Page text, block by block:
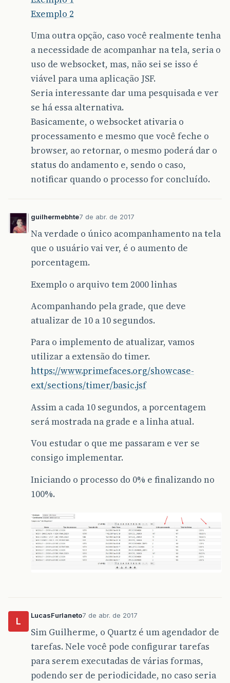
Exemplo 2
Uma outra opção, caso você realmente tenha
a necessidade de acompanhar na tela, seria o
uso de websocket, mas, não sei se isso é
viável para uma aplicação JSF.
Seria interessante dar uma pesquisada e ver
se há essa alternativa.
Basicamente, o websocket ativaria o
processamento e mesmo que você feche o
browser, ao retornar, o mesmo poderá dar o
status do andamento e, sendo o caso,
notificar quando o processo for concluído.
guilhermebhte7 de abr. de 2017
Na verdade o único acompanhamento na tela
que o usuário vai ver, é o aumento de
porcentagem.
Exemplo o arquivo tem 2000 linhas
Acompanhando pela grade, que deve
atualizar de 10 a 10 segundos.
Para o implemento de atualizar, vamos
utilizar a extensão do timer.
https://www.primefaces.org/showcase-
ext/sections/timer/basic.jsf
Assim a cada 10 segundos, a porcentagem
será mostrada na grade e a linha atual.
Vou estudar o que me passaram e ver se
consigo implementar.
Iniciando o processo do 0% e finalizando no
100%.
L
LucasFurlaneto7 de abr. de 2017
Sim Guilherme, o Quartz é um agendador de
tarefas. Nele você pode configurar tarefas
para serem executadas de várias formas,
podendo ser de periodicidade, no caso seria